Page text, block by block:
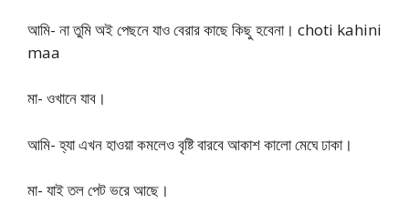
আমি- না তুমি অই পেছনে যাও বেরার কাছে কিছু হবেনা। choti kahini
maa
মা- ওখানে যাব।
আমি- হ্যা এখন হাওয়া কমলেও বৃষ্টি বারবে আকাশ কালো মেঘে ঢাকা।
মা- যাই তল পেট ভরে আছে।